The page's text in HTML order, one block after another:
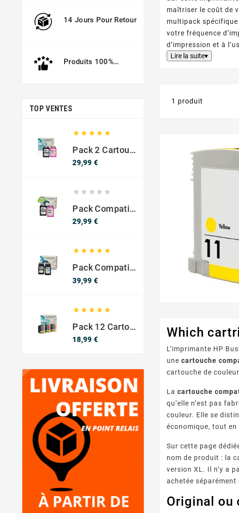
14 Jours Pour Retour
Produits 100%
TOP VENTES
    
Pack 2 Cartouches Compatible Avec HP 301 XL Noir Et Couleur
29,99 €
    
Pack Compatible Avec HP 302 XL Noir Et Couleur - SANS NIVEAU ENCRE
29,99 €
    
Pack Compatible Canon PG-540 XL / CL-541 XL – Noir & Couleur – Haute Capacité
39,99 €
    
Pack 12 Cartouches Compatible EPSON 603XL
18,99 €
maîtriser le coût de
multipack spécifique
votre fréquence
d’impression et à
Lire la suite▾
1 produit
Which
L’imprimante HP
unecartouche
cartouche de
Lacartouche
qu’elle n’est pas
couleur. Elle se
économique, tout
Sur cette page
nom de produit : la
version XL. Il n’y a
achetée
Original ou